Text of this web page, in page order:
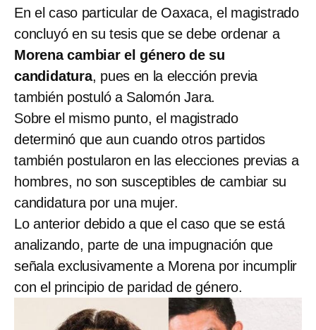
En el caso particular de Oaxaca, el magistrado
concluyó en su tesis que se debe ordenar a
Morena cambiar el género de su
candidatura, pues en la elección previa
también postuló a Salomón Jara.
Sobre el mismo punto, el magistrado
determinó que aun cuando otros partidos
también postularon en las elecciones previas a
hombres, no son susceptibles de cambiar su
candidatura por una mujer.
Lo anterior debido a que el caso que se está
analizando, parte de una impugnación que
señala exclusivamente a Morena por incumplir
con el principio de paridad de género.